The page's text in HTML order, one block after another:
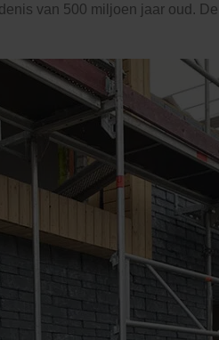
van 500 miljoen jaar oud.